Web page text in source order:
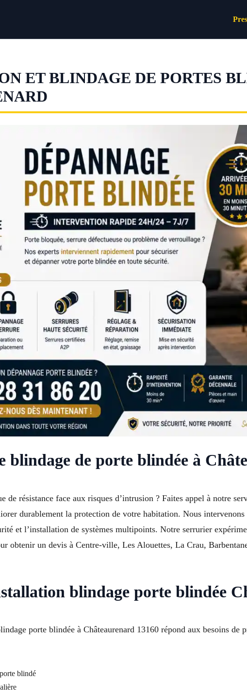
ET BLINDAGE DE PORTES
blindage de porte blindée à
de résistance face aux risques d’intrusion ? Faites appel à notre
durablement la protection de votre habitation. Nous
et l’installation de systèmes multipoints. Notre serrurier
obtenir un devis à Centre-ville, Les Alouettes, La Crau,
blindage porte blindée
porte blindée à Châteaurenard 13160 répond aux besoins
blindé